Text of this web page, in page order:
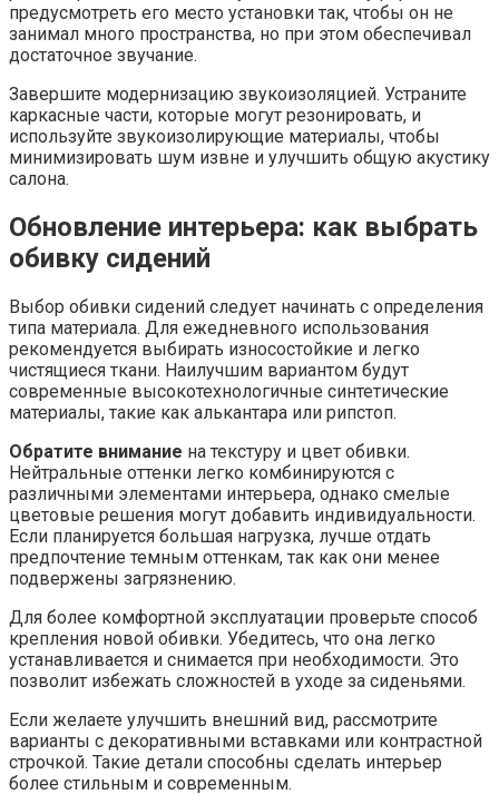
предусмотреть его место установки так, чтобы он не
занимал много пространства, но при этом обеспечивал
достаточное звучание.
Завершите модернизацию звукоизоляцией. Устраните
каркасные части, которые могут резонировать, и
используйте звукоизолирующие материалы, чтобы
минимизировать шум извне и улучшить общую акустику
салона.
Обновление интерьера: как выбрать
обивку сидений
Выбор обивки сидений следует начинать с определения
типа материала. Для ежедневного использования
рекомендуется выбирать износостойкие и легко
чистящиеся ткани. Наилучшим вариантом будут
современные высокотехнологичные синтетические
материалы, такие как алькантара или рипстоп.
Обратите внимание на текстуру и цвет обивки.
Нейтральные оттенки легко комбинируются с
различными элементами интерьера, однако смелые
цветовые решения могут добавить индивидуальности.
Если планируется большая нагрузка, лучше отдать
предпочтение темным оттенкам, так как они менее
подвержены загрязнению.
Для более комфортной эксплуатации проверьте способ
крепления новой обивки. Убедитесь, что она легко
устанавливается и снимается при необходимости. Это
позволит избежать сложностей в уходе за сиденьями.
Если желаете улучшить внешний вид, рассмотрите
варианты с декоративными вставками или контрастной
строчкой. Такие детали способны сделать интерьер
более стильным и современным.